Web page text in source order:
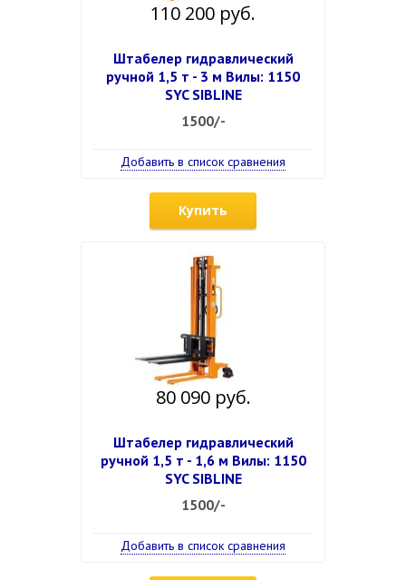
110 200 руб.
Штабелер гидравлический
ручной 1,5 т - 3 м Вилы: 1150
SYC SIBLINE
1500/-
Добавить в список сравнения
Купить
80 090 руб.
Штабелер гидравлический
ручной 1,5 т - 1,6 м Вилы: 1150
SYC SIBLINE
1500/-
Добавить в список сравнения